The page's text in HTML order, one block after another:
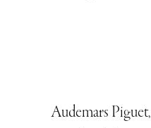
Audemars Piguet,